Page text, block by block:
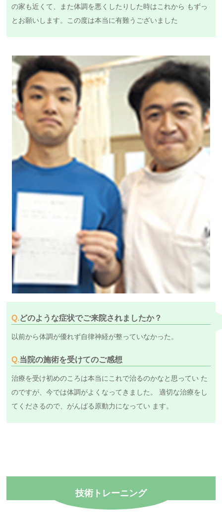
の家も近くて、また体調を悪くしたりした時はこれから もずっ
とお願いします。この度は本当に有難うございました
Q.どのような症状でご来院されましたか？
以前から体調が優れず自律神経が整っていなかった。
Q.当院の施術を受けてのご感想
治療を受け初めのころは本当にこれで治るのかなと思ってい た
のですが、今では体調がよくなってきました。 適切な治療をし
てくださるので、がんばる原動力になってい ます。
技術トレーニング